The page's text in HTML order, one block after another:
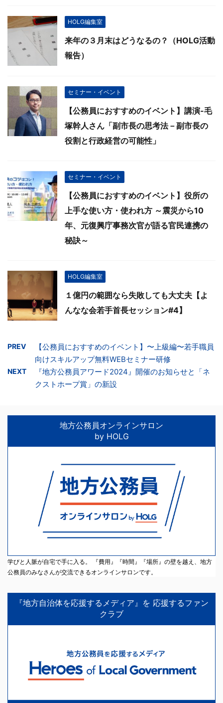
HOLG編集室
来年の３月末はどうなるの？（HOLG活動
報告）
セミナー・イベント
【公務員におすすめのイベント】講演-毛
塚幹人さん「副市長の思考法－副市長の
役割と行政経営の可能性」
セミナー・イベント
【公務員におすすめのイベント】役所の
上手な使い方・使われ方 ～震災から10
年、元復興庁事務次官が語る官民連携の
秘訣～
HOLG編集室
１億円の範囲なら失敗しても大丈夫【よ
んなな会若手首長セッション#4】
PREV
【公務員におすすめのイベント】〜上級編〜若手職員
向けスキルアップ無料WEBセミナー研修
NEXT
『地方公務員アワード2024』開催のお知らせと「ネ
クストホープ賞」の新設
地方公務員オンラインサロン
by HOLG
学びと人脈が自宅で手に入る。 『費用』『時間』『場所』の壁を越え、地方
公務員のみなさんが交流できるオンラインサロンです。
『地方自治体を応援するメディア』を 応援するファン
クラブ